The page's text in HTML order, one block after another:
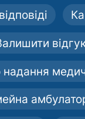
надання